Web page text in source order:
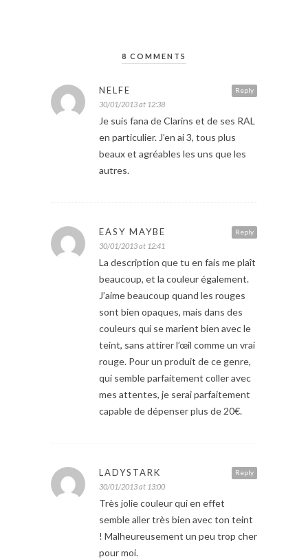
8 COMMENTS
Reply
NELFE
30/01/2013 at 12:38
Je suis fana de Clarins et de ses RAL
en particulier. J’en ai 3, tous plus
beaux et agréables les uns que les
autres.
Reply
EASY MAYBE
30/01/2013 at 12:41
La description que tu en fais me plaît
beaucoup, et la couleur également.
J’aime beaucoup quand les rouges
sont bien opaques, mais dans des
couleurs qui se marient bien avec le
teint, sans attirer l’œil comme un vrai
rouge. Pour un produit de ce genre,
qui semble parfaitement coller avec
mes attentes, je serai parfaitement
capable de dépenser plus de 20€.
Reply
LADYSTARK
30/01/2013 at 13:00
Très jolie couleur qui en effet
semble aller très bien avec ton teint
! Malheureusement un peu trop cher
pour moi.